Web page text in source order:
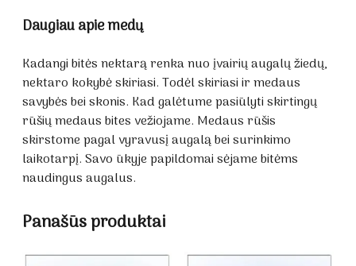
Daugiau apie medų
Kadangi bitės nektarą renka nuo įvairių augalų žiedų,
nektaro kokybė skiriasi. Todėl skiriasi ir medaus
savybės bei skonis. Kad galėtume pasiūlyti skirtingų
rūšių medaus bites vežiojame. Medaus rūšis
skirstome pagal vyravusį augalą bei surinkimo
laikotarpį. Savo ūkyje papildomai sėjame bitėms
naudingus augalus.
Panašūs produktai